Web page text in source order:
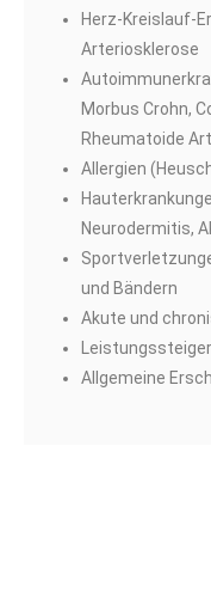
Herz-Kreislauf-
Arteriosklerose
Morbus Crohn,
Rheumatoide
Allergien
Neurodermitis,
und Bändern
Akute und
Allgemeine